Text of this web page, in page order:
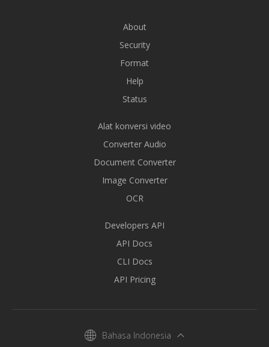
About
Security
Format
Help
Status
Alat konversi video
Converter Audio
Document Converter
Image Converter
OCR
Developers API
API Docs
CLI Docs
API Pricing
Bahasa Indonesia